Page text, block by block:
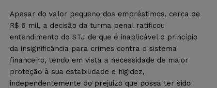
Apesar do valor pequeno dos empréstimos, cerca de
R$ 6 mil, a decisão da turma penal ratificou
entendimento do STJ de que é inaplicável o princípio
da insignificância para crimes contra o sistema
financeiro, tendo em vista a necessidade de maior
proteção à sua estabilidade e higidez,
independentemente do prejuízo que possa ter sido